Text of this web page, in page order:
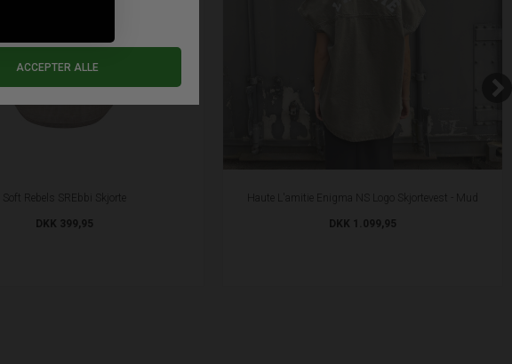
Soft Rebels SREbbi Skjorte
DKK 399,95
Haute L'amitie Enigma NS Logo Skjortevest - Mud
DKK 1.099,95